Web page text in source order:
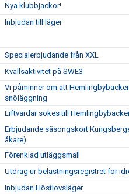
Nya klubbjackor!
Inbjudan till läger
Specialerbjudande från XXL
Kvällsaktivitet på SWE3
Vi påminner om att
snöläggning
Liftvärdar sökes till
Erbjudande säsongskort
åkare)
Förenklad utläggsmall
Utdrag ur belastningsregistret för
Inbjudan Höstlovsläger